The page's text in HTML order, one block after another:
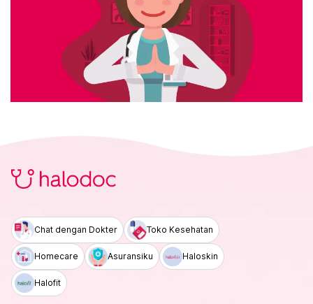
Chat dengan Dokter Toko Kesehatan
Homecare Asuransiku Haloskin
Halofit